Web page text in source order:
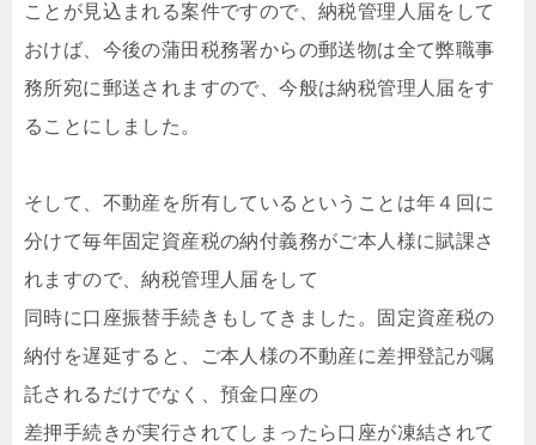
ことが見込まれる案件ですので、納税管理人届をして
おけば、今後の蒲田税務署からの郵送物は全て弊職事
務所宛に郵送されますので、今般は納税管理人届をす
ることにしました。
そして、不動産を所有しているということは年４回に
分けて毎年固定資産税の納付義務がご本人様に賦課さ
れますので、納税管理人届をして
同時に口座振替手続きもしてきました。固定資産税の
納付を遅延すると、ご本人様の不動産に差押登記が嘱
託されるだけでなく、預金口座の
差押手続きが実行されてしまったら口座が凍結されて